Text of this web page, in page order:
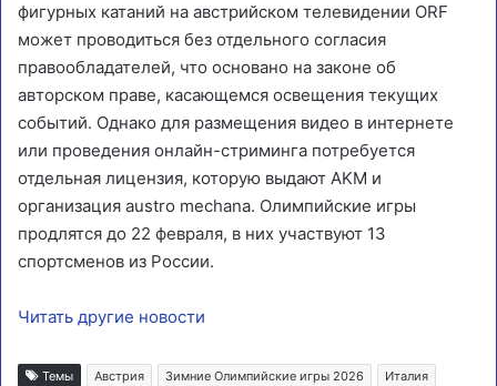
фигурных катаний на австрийском телевидении ORF
может проводиться без отдельного согласия
правообладателей, что основано на законе об
авторском праве, касающемся освещения текущих
событий. Однако для размещения видео в интернете
или проведения онлайн-стриминга потребуется
отдельная лицензия, которую выдают AKM и
организация austro mechana. Олимпийские игры
продлятся до 22 февраля, в них участвуют 13
спортсменов из России.
Читать другие новости
Темы Австрия Зимние Олимпийские игры 2026
Италия